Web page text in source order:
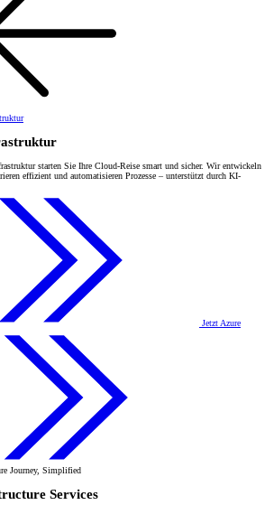
starten Sie Ihre Cloud-Reise smart und sicher. Wir entwickeln
effizient und automatisieren Prozesse – unterstützt durch KI-
Jetzt Azure
Journey, Simplified
Services